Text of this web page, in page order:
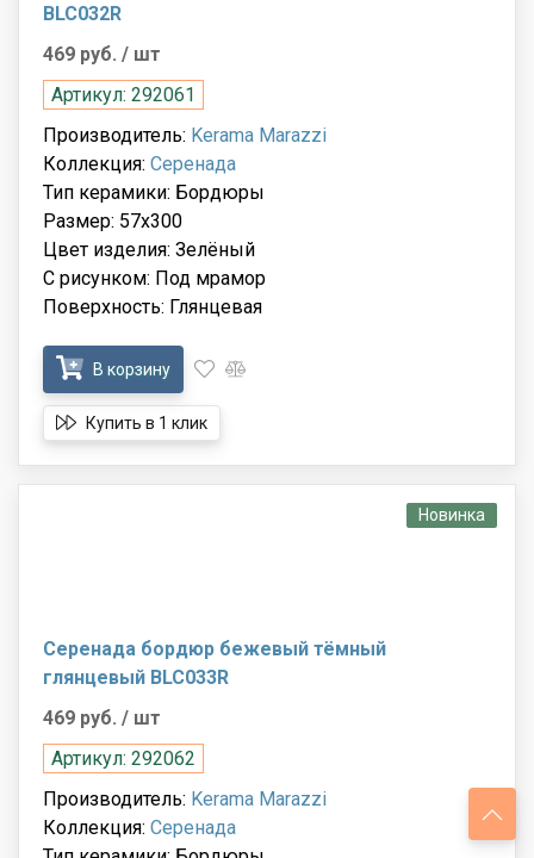
BLC032R
469 руб. / шт
Артикул: 292061
Производитель: Kerama Marazzi
Коллекция: Серенада
Тип керамики: Бордюры
Размер: 57x300
Цвет изделия: Зелёный
С рисунком: Под мрамор
Поверхность: Глянцевая
В корзину
Купить в 1 клик
Новинка
Серенада бордюр бежевый тёмный
глянцевый BLC033R
469 руб. / шт
Артикул: 292062
Производитель: Kerama Marazzi
Коллекция: Серенада